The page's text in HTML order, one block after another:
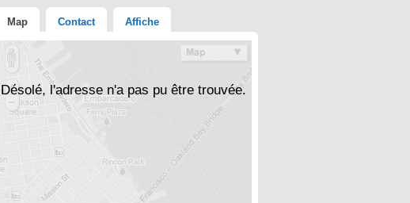
Map Contact Affiche
Désolé, l'adresse n'a pas pu être trouvée.